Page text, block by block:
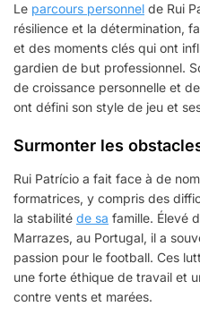
Le parcours personnel de Rui
résilience et la détermination,
et des moments clés qui ont
gardien de but professionnel.
de croissance personnelle et
ont défini son style de jeu et
Surmonter les
Rui Patrício a fait face à de
formatrices, y compris des
la stabilité de sa famille. Élevé
Marrazes, au Portugal, il a
passion pour le football. Ces
une forte éthique de travail et
contre vents et marées.